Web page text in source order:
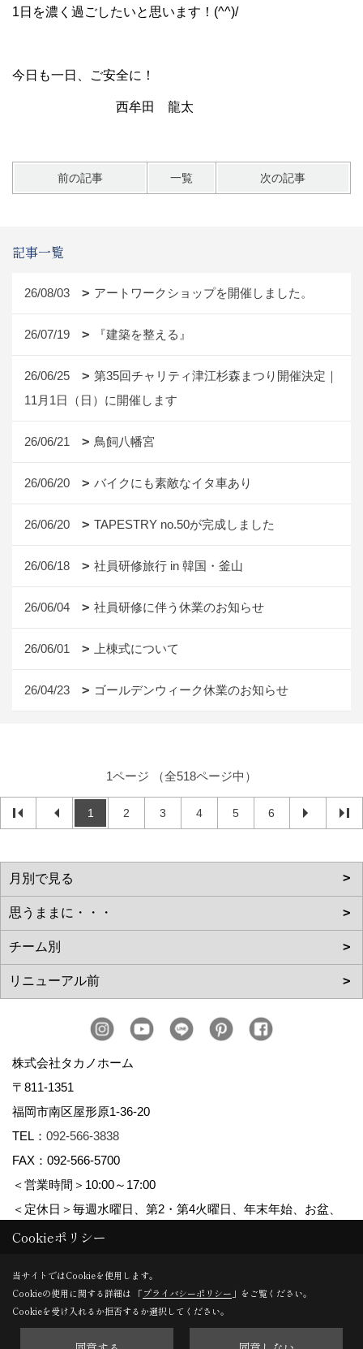
1日を濃く過ごしたいと思います！(^^)/
今日も一日、ご安全に！
西牟田 龍太
前の記事 一覧 次の記事
記事一覧
26/08/03 アートワークショップを開催しました。
26/07/19 『建築を整える』
26/06/25
第35回チャリティ津江杉森まつり開催決定｜
11月1日（日）に開催します
26/06/21 鳥飼八幡宮
26/06/20 バイクにも素敵なイタ車あり
26/06/20 TAPESTRY no.50が完成しました
26/06/18 社員研修旅行 in 韓国・釜山
26/06/04 社員研修に伴う休業のお知らせ
26/06/01 上棟式について
26/04/23 ゴールデンウィーク休業のお知らせ
1ページ （全518ページ中）
1 2 3 4 5 6
株式会社タカノホーム
〒811-1351
福岡市南区屋形原1-36-20
TEL： 092-566-3838
FAX：092-566-5700
＜営業時間＞10:00～17:00
＜定休日＞毎週水曜日、第2・第4火曜日、年末年始、お盆、
ゴールデンウィーク、夏季休暇
Copyright (c) TAKANO CONSTRUCTION CO.,LTD. All Rights Reserved.
Cookieポリシー
当サイトではCookieを使用します。
Cookieの使用に関する詳細は 「プライバシーポリシー 」をご覧ください。
Cookieを受け入れるか拒否するか選択してください。